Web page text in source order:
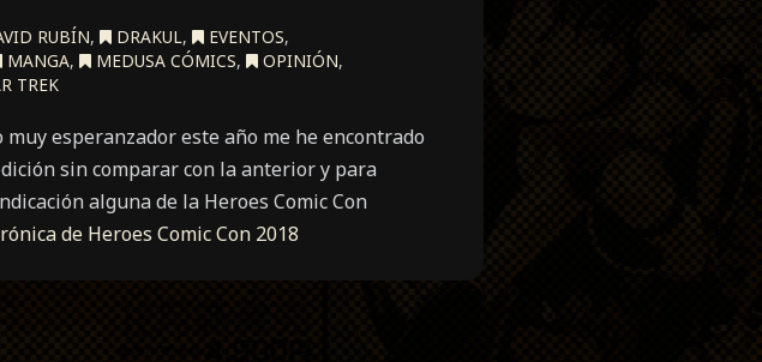
RUBÍN, DRAKUL, EVENTOS,
MANGA, MEDUSA CÓMICS, OPINIÓN,
TREK
esperanzador este año me he encontrado
sin comparar con la anterior y para
alguna de la Heroes Comic Con
de Heroes Comic Con 2018